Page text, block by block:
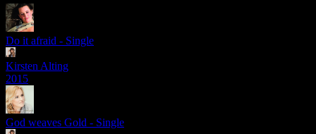
Do it afraid - Single
Kirsten Alting
2015
God weaves Gold - Single